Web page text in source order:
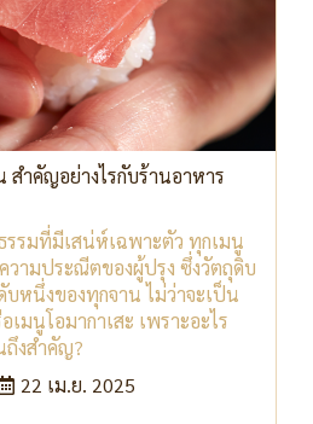
ำคัญอย่างไรกับร้านอาหาร
รมที่มีเสน่ห์เฉพาะตัว ทุกเมนู
ามประณีตของผู้ปรุง ซึ่งวัตถุดิบ
หนึ่งของทุกจาน ไม่ว่าจะเป็น
มนูโอมากาเสะ เพราะอะไร
งสำคัญ?
22 เม.ย. 2025